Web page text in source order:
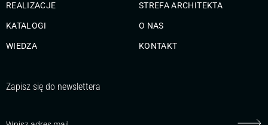
REALIZACJE
KATALOGI
WIEDZA
STREFA ARCHITEKTA
O NAS
KONTAKT
Zapisz się do newslettera